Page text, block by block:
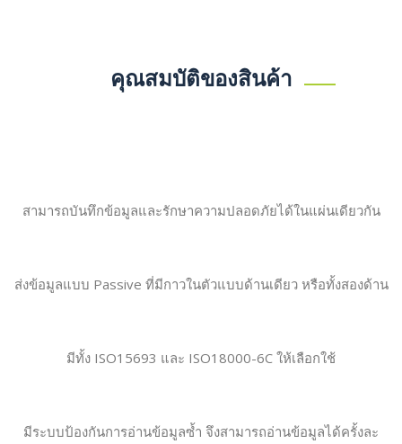
คุณสมบัติของสินค้า
สามารถบันทึกข้อมูลและรักษาความปลอดภัยได้ในแผ่นเดียวกัน
ส่งข้อมูลแบบ Passive ที่มีกาวในตัวแบบด้านเดียว หรือทั้งสองด้าน
มีทั้ง ISO15693 และ ISO18000-6C ให้เลือกใช้
มีระบบป้องกันการอ่านข้อมูลซ้ำ จึงสามารถอ่านข้อมูลได้ครั้งละ